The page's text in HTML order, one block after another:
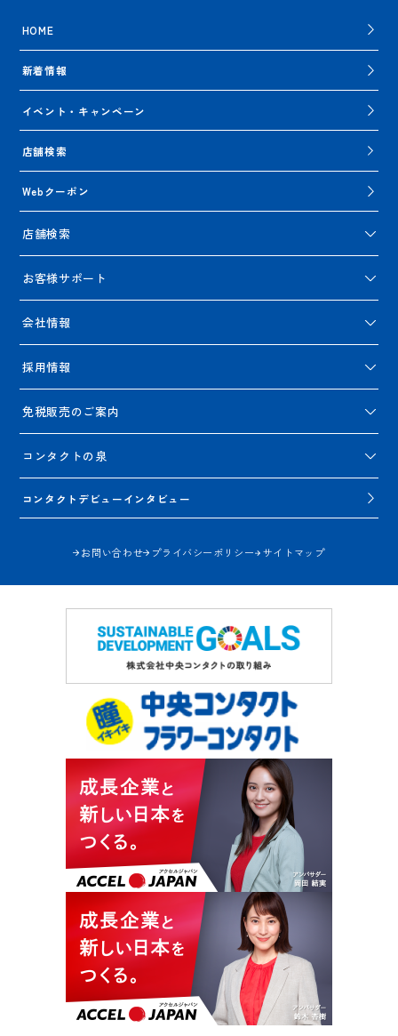
HOME
新着情報
イベント・キャンペーン
店舗検索
Webクーポン
店舗検索
お客様サポート
会社情報
採用情報
免税販売のご案内
コンタクトの泉
コンタクトデビューインタビュー
お問い合わせ プライバシーポリシー サイトマップ